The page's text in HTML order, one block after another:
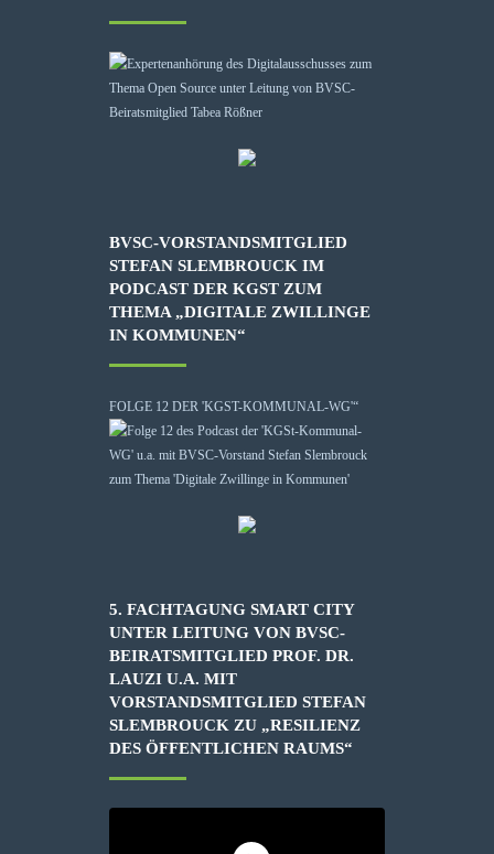
BVSC-VORSTANDSMITGLIED
STEFAN SLEMBROUCK IM
PODCAST DER KGST ZUM
THEMA „DIGITALE ZWILLINGE
IN KOMMUNEN“
FOLGE 12 DER 'KGST-KOMMUNAL-WG'“
5. FACHTAGUNG SMART CITY
UNTER LEITUNG VON BVSC-
BEIRATSMITGLIED PROF. DR.
LAUZI U.A. MIT
VORSTANDSMITGLIED STEFAN
SLEMBROUCK ZU „RESILIENZ
DES ÖFFENTLICHEN RAUMS“